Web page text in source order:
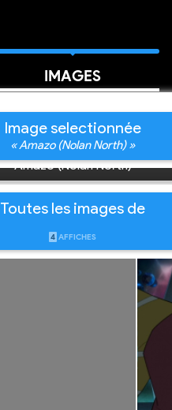
IMAGES
Image selectionnée
« Amazo (Nolan North) »
Amazo (Nolan North)
Toutes les images de
4 AFFICHES